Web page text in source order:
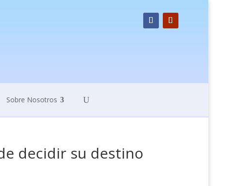
Sobre Nosotros
decidir su destino